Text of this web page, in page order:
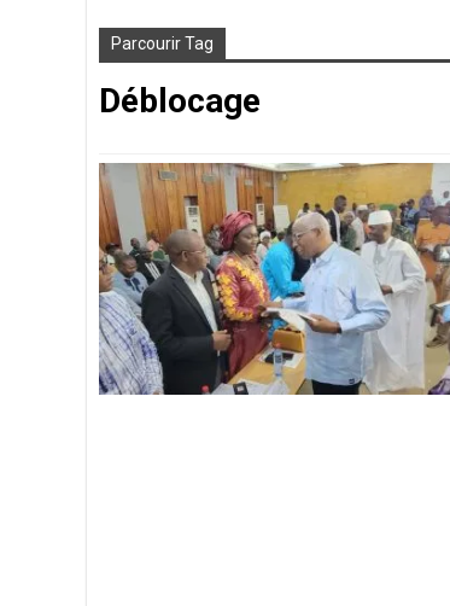
Parcourir Tag
Déblocage